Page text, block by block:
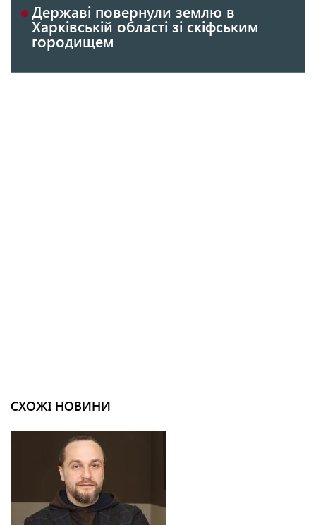
Державі повернули землю в
Харківській області зі скіфським
городищем
СХОЖІ НОВИНИ